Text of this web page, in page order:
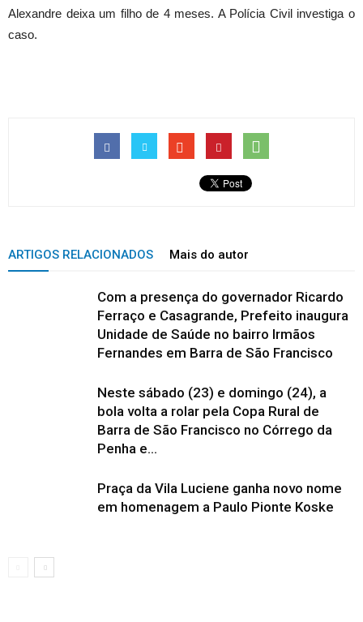
Alexandre deixa um filho de 4 meses. A Polícia Civil investiga o
caso.
ARTIGOS RELACIONADOS Mais do autor
Com a presença do governador Ricardo
Ferraço e Casagrande, Prefeito inaugura
Unidade de Saúde no bairro Irmãos
Fernandes em Barra de São Francisco
Neste sábado (23) e domingo (24), a
bola volta a rolar pela Copa Rural de
Barra de São Francisco no Córrego da
Penha e...
Praça da Vila Luciene ganha novo nome
em homenagem a Paulo Pionte Koske